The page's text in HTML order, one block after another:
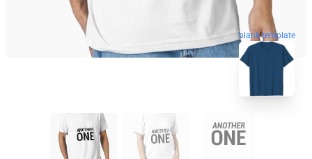
blank template